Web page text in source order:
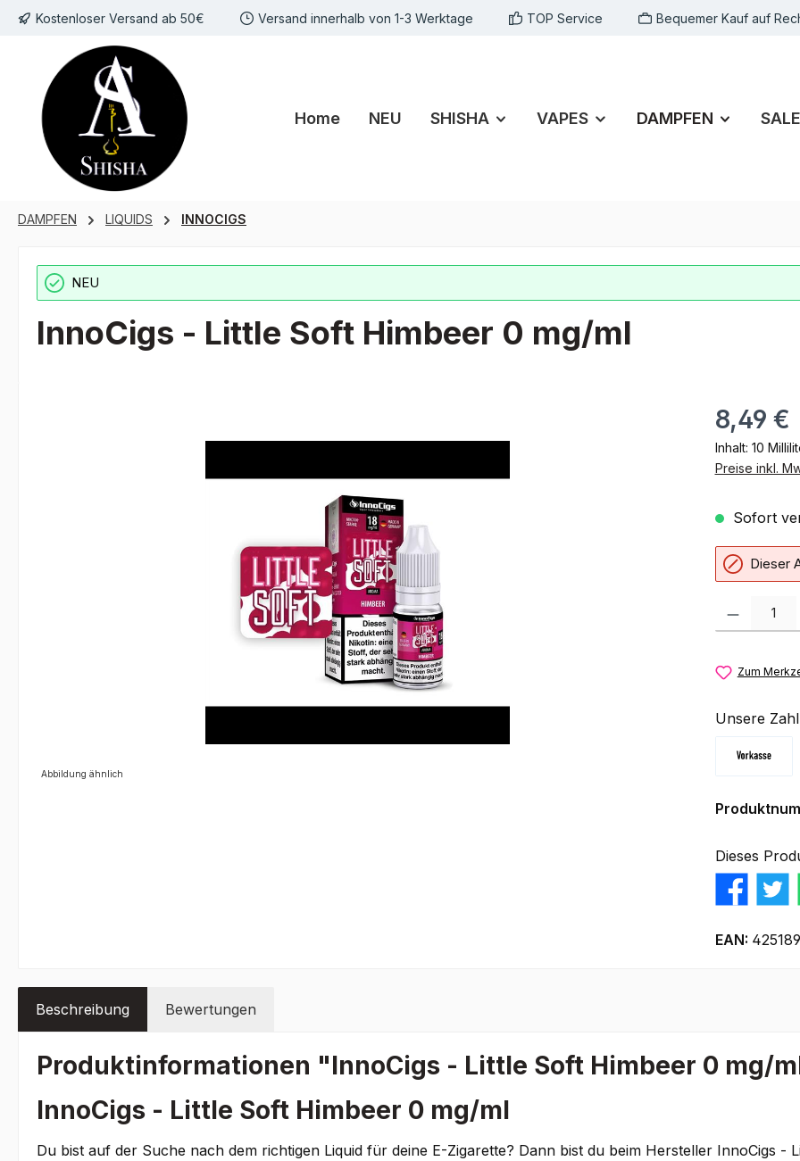
Hauptinhalt springen
Zur Suche springen
Zur Hauptnavigation springen
Kostenloser Versand ab 50€ Versand innerhalb von 1-3 Werktage TOP Service Bequemer Kauf auf
Home NEU SHISHA VAPES DAMPFEN SALE
DAMPFEN LIQUIDS INNOCIGS
NEU
InnoCigs - Little Soft Himbeer 0 mg/ml
Abbildung ähnlich
8,49 €
Inhalt: 10
Preise inkl.
Sofort
Dieser
Zum
Unsere
Dieses
EAN:
Beschreibung Bewertungen
Produktinformationen "InnoCigs - Little Soft Himbeer 0 mg/
InnoCigs - Little Soft Himbeer 0 mg/ml
Du bist auf der Suche nach dem richtigen Liquid für deine E-Zigarette? Dann bist du beim Hersteller InnoCigs -